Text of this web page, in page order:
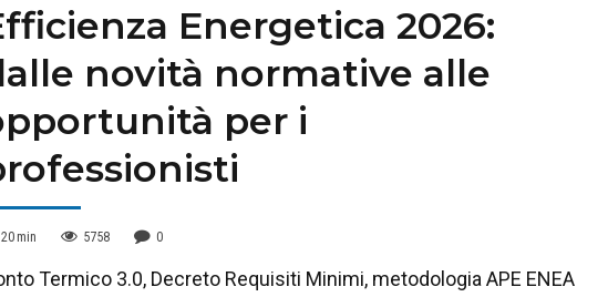
Energetica 2026:
novità normative alle
per i
20 min 5758 0
Termico 3.0, Decreto Requisiti Minimi, metodologia APE ENEA